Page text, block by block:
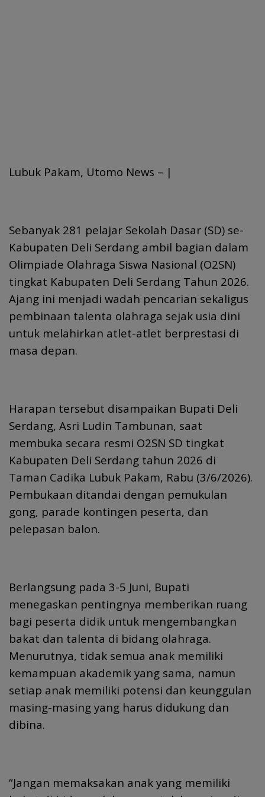
Lubuk Pakam, Utomo News – |
Sebanyak 281 pelajar Sekolah Dasar (SD) se-
Kabupaten Deli Serdang ambil bagian dalam
Olimpiade Olahraga Siswa Nasional (O2SN)
tingkat Kabupaten Deli Serdang Tahun 2026.
Ajang ini menjadi wadah pencarian sekaligus
pembinaan talenta olahraga sejak usia dini
untuk melahirkan atlet-atlet berprestasi di
masa depan.
Harapan tersebut disampaikan Bupati Deli
Serdang, Asri Ludin Tambunan, saat
membuka secara resmi O2SN SD tingkat
Kabupaten Deli Serdang tahun 2026 di
Taman Cadika Lubuk Pakam, Rabu (3/6/2026).
Pembukaan ditandai dengan pemukulan
gong, parade kontingen peserta, dan
pelepasan balon.
Berlangsung pada 3-5 Juni, Bupati
menegaskan pentingnya memberikan ruang
bagi peserta didik untuk mengembangkan
bakat dan talenta di bidang olahraga.
Menurutnya, tidak semua anak memiliki
kemampuan akademik yang sama, namun
setiap anak memiliki potensi dan keunggulan
masing-masing yang harus didukung dan
dibina.
“Jangan memaksakan anak yang memiliki